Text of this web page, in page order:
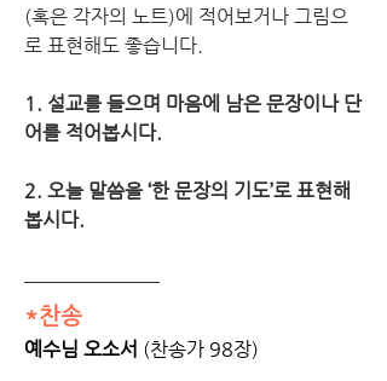
(혹은 각자의 노트)에 적어보거나 그림으
로 표현해도 좋습니다.
1. 설교를 들으며 마음에 남은 문장이나 단
어를 적어봅시다.
2. 오늘 말씀을 ‘한 문장의 기도’로 표현해
봅시다.
*찬송
예수님 오소서 (찬송가 98장)